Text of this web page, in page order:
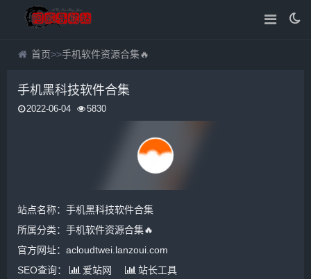
首页>>手机软件资源合集🔥
手机黑科技软件合集
2022-06-04 5830
站点名称：手机黑科技软件合集
所属分类： 手机软件资源合集🔥
官方网址：acloudtwei.lanzoui.com
SEO查询：
爱站网 站长工具